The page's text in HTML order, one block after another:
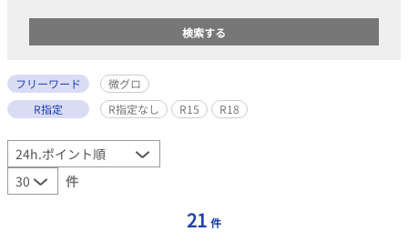
フリーワード
微グロ
R指定
R指定なし R15 R18
件
21 件